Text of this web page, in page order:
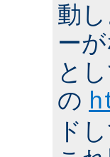
動
ー
と
の
ド